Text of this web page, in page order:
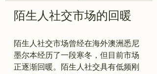
陌生人社交市场的回暖
陌生人社交市场曾经在海外澳洲悉尼
墨尔本经历了一段寒冬，但目前市场
正逐渐回暖。陌生人社交具有低频刚